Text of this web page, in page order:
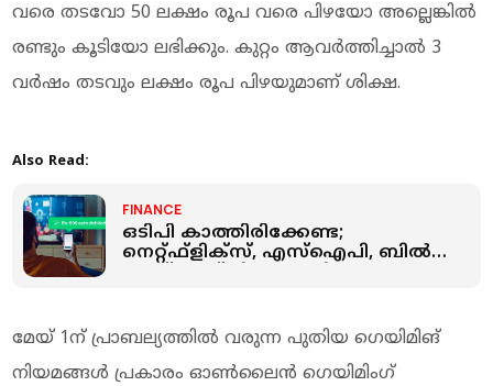
വരെ തടവോ 50 ലക്ഷം രൂപ വരെ പിഴയോ അല്ലെങ്കില്‍
രണ്ടും കൂടിയോ ലഭിക്കും. കുറ്റം ആവര്‍ത്തിച്ചാല്‍ 3
വര്‍ഷം തടവും ലക്ഷം രൂപ പിഴയുമാണ് ശിക്ഷ.
Also Read:
FINANCE
ഒടിപി കാത്തിരിക്കേണ്ട;
നെറ്റ്ഫ്‌ളിക്‌സ്, എസ്‌ഐപി, ബില്‍
മേയ് 1ന് പ്രാബല്യത്തില്‍ വരുന്ന പുതിയ ഗെയിമിങ്
നിയമങ്ങള്‍ പ്രകാരം ഓണ്‍ലൈന്‍ ഗെയിമിംഗ്